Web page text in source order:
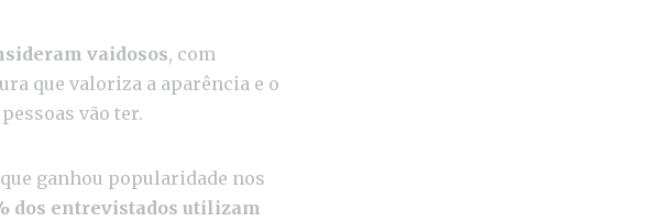
vaidosos, com
que valoriza a aparência e o
vão ter.
ganhou popularidade nos
dos entrevistados utilizam